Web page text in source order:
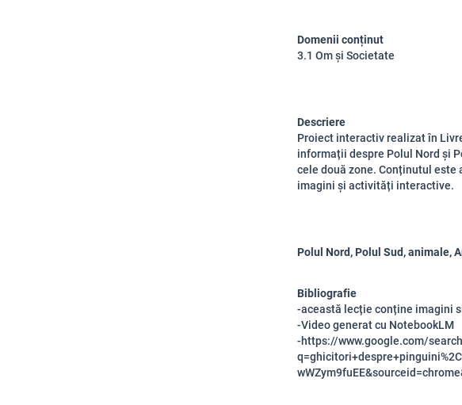
Domenii conținut
3.1 Om și Societate
Descriere
Proiect interactiv realizat în
informații despre Polul Nord și
cele două zone. Conținutul
imagini și activități interactive.
Polul Nord, Polul Sud, animale,
Bibliografie
-această lecție conține imagini
-Video generat cu NotebookLM
-https://www.google.com/